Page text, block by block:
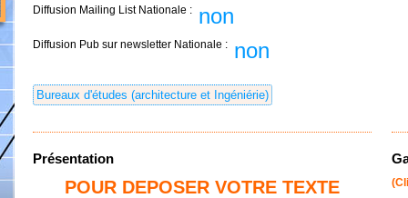
Diffusion Mailing List Nationale : non
Diffusion Pub sur newsletter Nationale : non
Bureaux d'études (architecture et Ingéniérie)
Présentation
POUR DEPOSER VOTRE TEXTE